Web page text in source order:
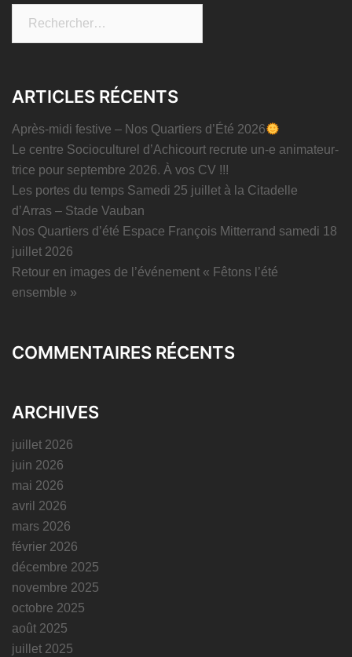
ARTICLES RÉCENTS
Après-midi festive – Nos Quartiers d’Été 2026
Le centre Socioculturel d’Achicourt recrute un-e animateur-
trice pour septembre 2026. À vos CV !!!
Les portes du temps Samedi 25 juillet à la Citadelle
d’Arras – Stade Vauban
Nos Quartiers d’été Espace François Mitterrand samedi 18
juillet 2026
Retour en images de l’événement « Fêtons l’été
ensemble »
COMMENTAIRES RÉCENTS
ARCHIVES
juillet 2026
juin 2026
mai 2026
avril 2026
mars 2026
février 2026
décembre 2025
novembre 2025
octobre 2025
août 2025
juillet 2025